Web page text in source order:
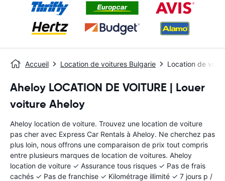
Accueil Location de voitures Bulgarie Location de
Aheloy LOCATION DE VOITURE | Louer
voiture Aheloy
Aheloy location de voiture. Trouvez une location de voiture
pas cher avec Express Car Rentals à Aheloy. Ne cherchez pas
plus loin, nous offrons une comparaison de prix tout compris
entre plusieurs marques de location de voitures. Aheloy
location de voiture ✓ Assurance tous risques ✓ Pas de frais
cachés ✓ Pas de franchise ✓ Kilométrage illimité ✓ 7 jours p /